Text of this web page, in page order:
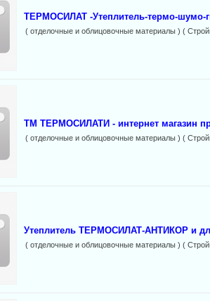
ТЕРМОСИЛАТ -Утеплитель-термо-шумо-
( отделочные и облицовочные материалы ) (
ТМ ТЕРМОСИЛАТИ - интернет магазин
( отделочные и облицовочные материалы ) (
Утеплитель ТЕРМОСИЛАТ-АНТИКОР и
( отделочные и облицовочные материалы ) (